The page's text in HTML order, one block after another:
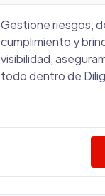
Gestione riesgos,
cumplimiento y
visibilidad,
todo dentro de